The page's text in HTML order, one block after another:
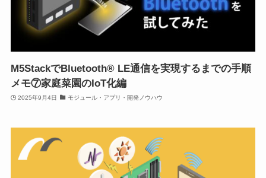
M5StackでBluetooth® LE通信を実現するまでの手順
メモ⑦家庭菜園のIoT化編
2025年9月4日 モジュール・アプリ・開発ノウハウ